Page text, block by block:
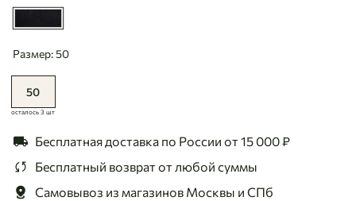
Размер: 50
50
осталось 3 шт
Бесплатная доставка по России от 15 000 ₽
Бесплатный возвратот любой суммы
Самовывоз из магазинов Москвы и СПб